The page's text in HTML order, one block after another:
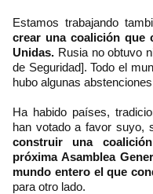
Estamos trabajando
crear una coalición que
Unidas. Rusia no obtuvo
de Seguridad]. Todo el
hubo algunas
Ha habido países,
han votado a favor suyo,
construir una
próxima Asamblea
mundo entero el que
para otro lado.